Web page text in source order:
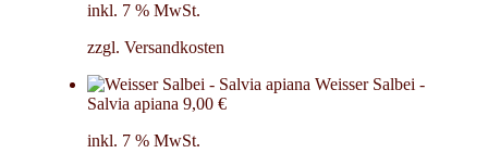
inkl. 7 % MwSt.
zzgl. Versandkosten
Weisser Salbei -
Salvia apiana 9,00 €
inkl. 7 % MwSt.